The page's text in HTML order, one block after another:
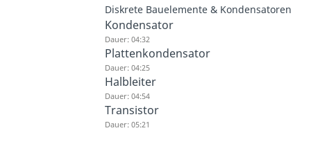
Diskrete Bauelemente & Kondensatoren
Kondensator
Dauer: 04:32
Plattenkondensator
Dauer: 04:25
Halbleiter
Dauer: 04:54
Transistor
Dauer: 05:21